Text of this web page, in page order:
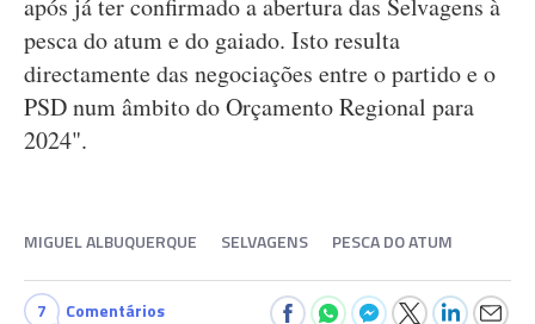
após já ter confirmado a abertura das Selvagens à
pesca do atum e do gaiado. Isto resulta
directamente das negociações entre o partido e o
PSD num âmbito do Orçamento Regional para
2024".
MIGUEL ALBUQUERQUE SELVAGENS PESCA DO ATUM
7 Comentários